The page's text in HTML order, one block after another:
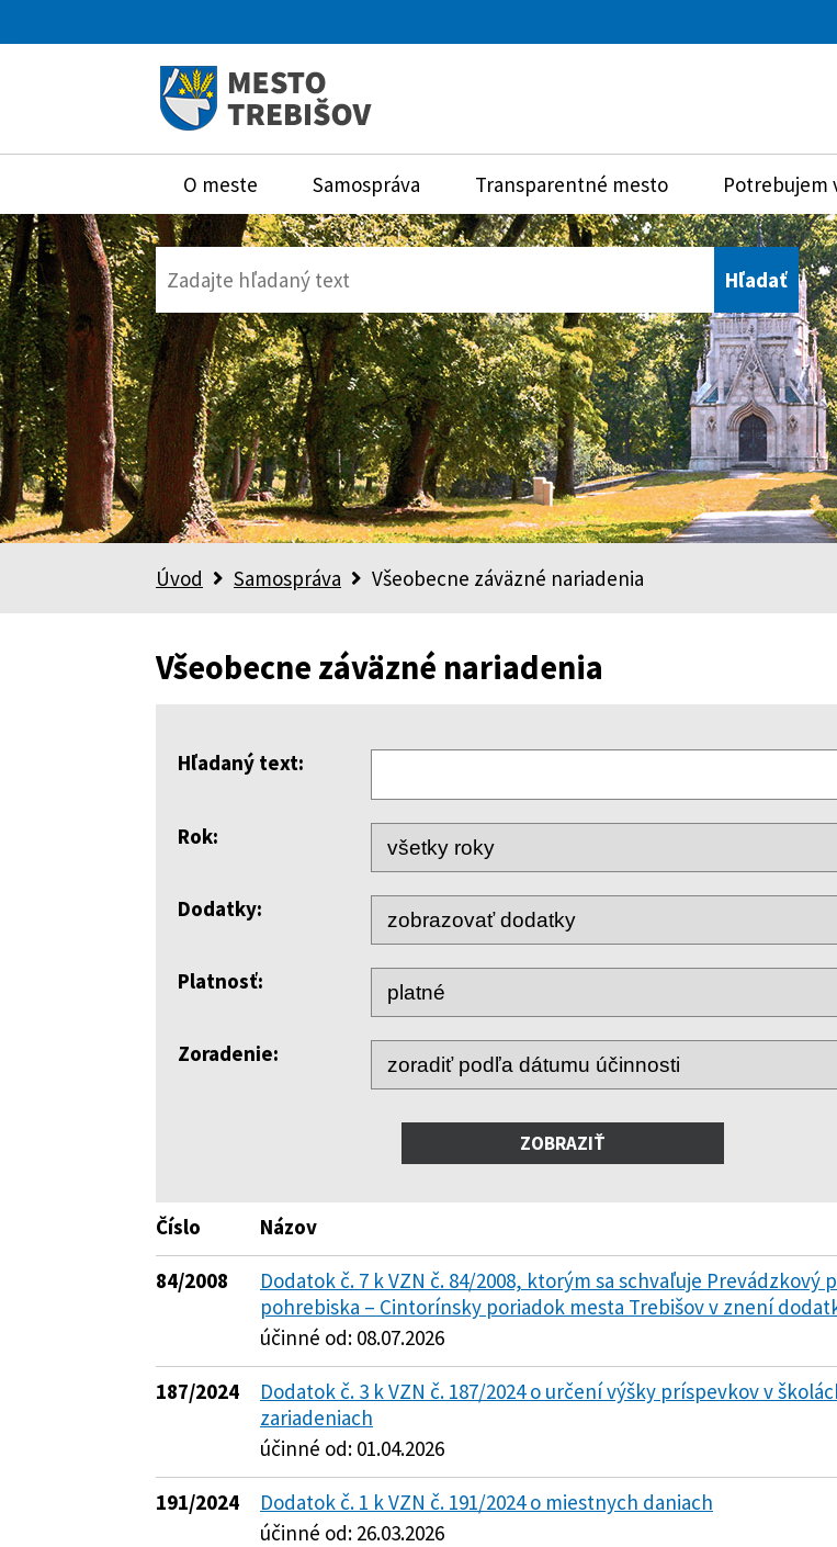
O meste Samospráva Transparentné mesto Potrebujem
Úvod Samospráva Všeobecne záväzné nariadenia
Všeobecne záväzné nariadenia
Hľadaný text:
Rok:
Dodatky:
Platnosť:
Zoradenie:
Číslo Názov
84/2008
Dodatok č. 7 k VZN č. 84/2008, ktorým sa schvaľuje Prevádzkový
pohrebiska – Cintorínsky poriadok mesta Trebišov v znení
účinné od: 08.07.2026
187/2024
Dodatok č. 3 k VZN č. 187/2024 o určení výšky príspevkov v
zariadeniach
účinné od: 01.04.2026
191/2024
Dodatok č. 1 k VZN č. 191/2024 o miestnych daniach
účinné od: 26.03.2026